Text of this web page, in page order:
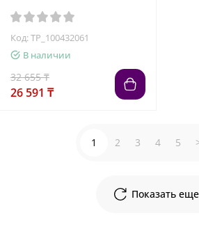
Код: TP_100432061
В наличии
32 655 ₸
26 591 ₸
Показать еще
1 2 3 4 5